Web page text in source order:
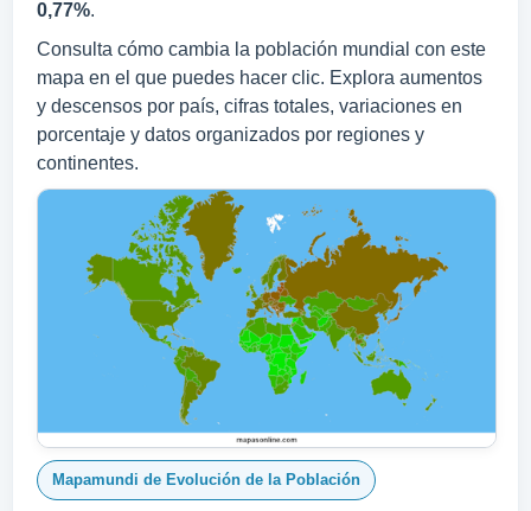
0,77%.
Consulta cómo cambia la población mundial con este
mapa en el que puedes hacer clic. Explora aumentos
y descensos por país, cifras totales, variaciones en
porcentaje y datos organizados por regiones y
continentes.
Mapamundi de Evolución de la Población